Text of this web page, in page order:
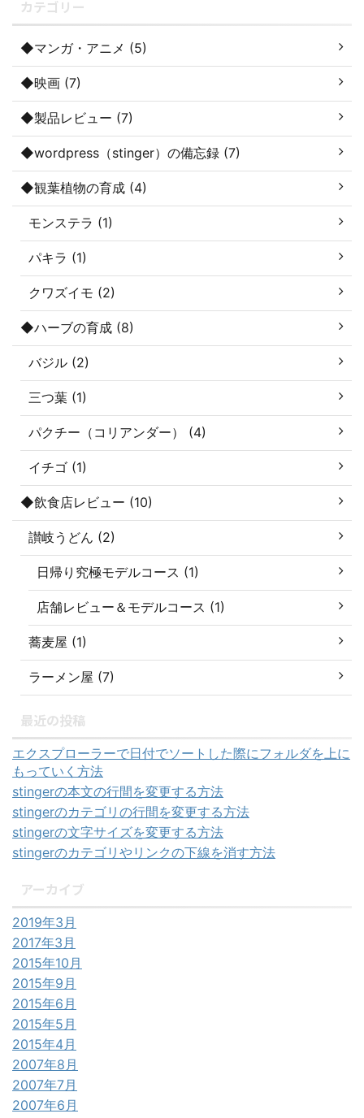
カテゴリー
◆マンガ・アニメ (5)
◆映画 (7)
◆製品レビュー (7)
◆wordpress（stinger）の備忘録 (7)
◆観葉植物の育成 (4)
モンステラ (1)
パキラ (1)
クワズイモ (2)
◆ハーブの育成 (8)
バジル (2)
三つ葉 (1)
パクチー（コリアンダー） (4)
イチゴ (1)
◆飲食店レビュー (10)
讃岐うどん (2)
日帰り究極モデルコース (1)
店舗レビュー＆モデルコース (1)
蕎麦屋 (1)
ラーメン屋 (7)
最近の投稿
エクスプローラーで日付でソートした際にフォルダを上に
もっていく方法
stingerの本文の行間を変更する方法
stingerのカテゴリの行間を変更する方法
stingerの文字サイズを変更する方法
stingerのカテゴリやリンクの下線を消す方法
アーカイブ
2019年3月
2017年3月
2015年10月
2015年9月
2015年6月
2015年5月
2015年4月
2007年8月
2007年7月
2007年6月